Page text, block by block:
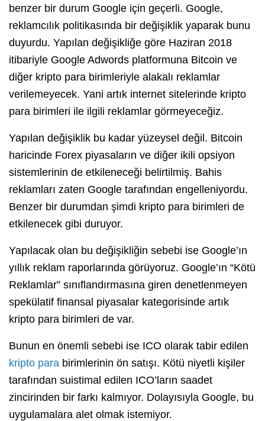
benzer bir durum Google için geçerli. Google,
reklamcılık politikasında bir değişiklik yaparak bunu
duyurdu. Yapılan değişikliğe göre Haziran 2018
itibariyle Google Adwords platformuna Bitcoin ve
diğer kripto para birimleriyle alakalı reklamlar
verilemeyecek. Yani artık internet sitelerinde kripto
para birimleri ile ilgili reklamlar görmeyeceğiz.
Yapılan değişiklik bu kadar yüzeysel değil. Bitcoin
haricinde Forex piyasaların ve diğer ikili opsiyon
sistemlerinin de etkileneceği belirtilmiş. Bahis
reklamları zaten Google tarafından engelleniyordu.
Benzer bir durumdan şimdi kripto para birimleri de
etkilenecek gibi duruyor.
Yapılacak olan bu değişikliğin sebebi ise Google’ın
yıllık reklam raporlarında görüyoruz. Google’ın “Kötü
Reklamlar” sınıflandırmasına giren denetlenmeyen
spekülatif finansal piyasalar kategorisinde artık
kripto para birimleri de var.
Bunun en önemli sebebi ise ICO olarak tabir edilen
kripto para birimlerinin ön satışı. Kötü niyetli kişiler
tarafından suistimal edilen ICO’ların saadet
zincirinden bir farkı kalmıyor. Dolayısıyla Google, bu
uygulamalara alet olmak istemiyor.